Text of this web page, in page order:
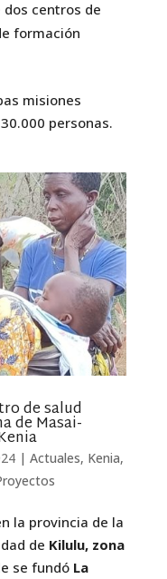
centros de
formación
misiones
personas.
de salud
de Masai-
| Actuales, Kenia,
la provincia de la
de Kilulu, zona
se fundó La